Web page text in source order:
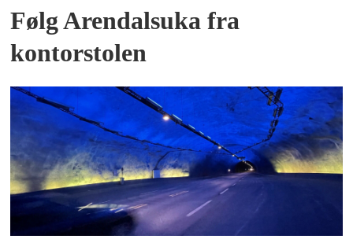
Følg Arendalsuka fra
kontorstolen